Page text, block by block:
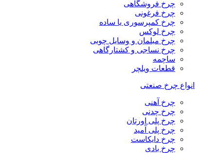
چرخ فروشگاهی
چرخ فرغونی
چرخ کمپرسوری یا ساده
چرخ لوکس
چرخ مبلمان و وسایل چوبی
چرخ نساجی و کشتارگاهی
ساچمه
قطعات ویلچر
انواع چرخ صنعتی
چرخ آهنی
چرخ چدنی
چرخ پلی اورتان
چرخ پلی آمید
چرخ دایکاست
چرخ بادی